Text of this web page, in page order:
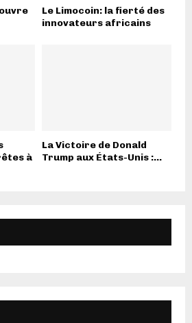
Le Limocoin: la fierté des
innovateurs africains
à
La Victoire de Donald
Trump aux États-Unis :...